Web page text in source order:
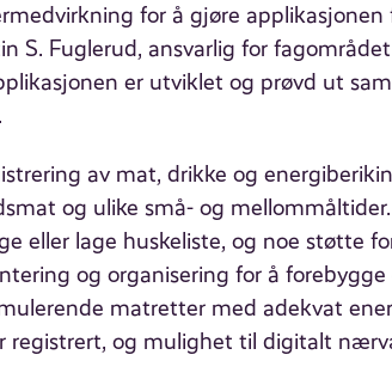
for å gjøre
S. Fuglerud, ansvarlig for
er utviklet og prøvd ut
av mat, drikke og
og ulike små- og
eller lage huskeliste, og noe støtte
og organisering for å
matretter med adekvat
registrert, og mulighet til digitalt